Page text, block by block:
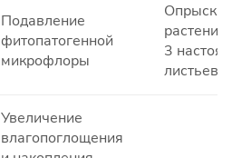
Подавление
фитопатогенной
микрофлоры
3
листьев
Увеличение
влагопоглощения